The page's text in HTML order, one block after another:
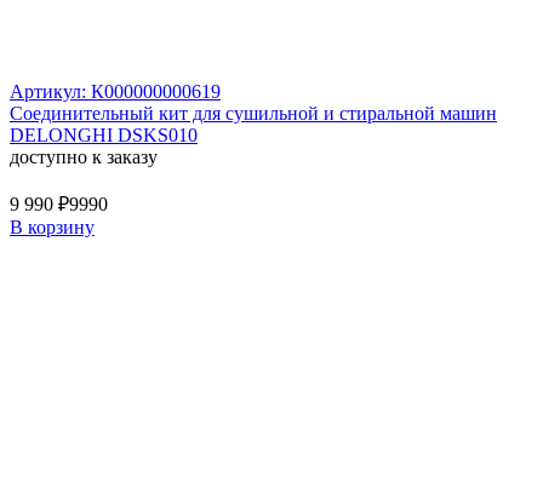
Артикул: К000000000619
Соединительный кит для сушильной и стиральной машин
DELONGHI DSKS010
доступно к заказу
9 990 ₽9990
В корзину